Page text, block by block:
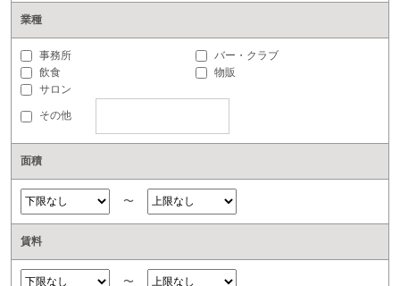
業種
事務所
バー・クラブ
飲食
物販
サロン
その他
面積
〜
賃料
〜